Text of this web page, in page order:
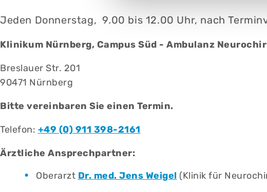
Jeden Donnerstag, 9.00 bis 12.00 Uhr, nach
Klinikum Nürnberg, Campus Süd - Ambulanz
Breslauer Str. 201
90471 Nürnberg
Bitte vereinbaren Sie einen Termin.
Telefon: +49 (0) 911 398-2161
Ärztliche Ansprechpartner:
Oberarzt Dr. med. Jens Weigel (Klinik für